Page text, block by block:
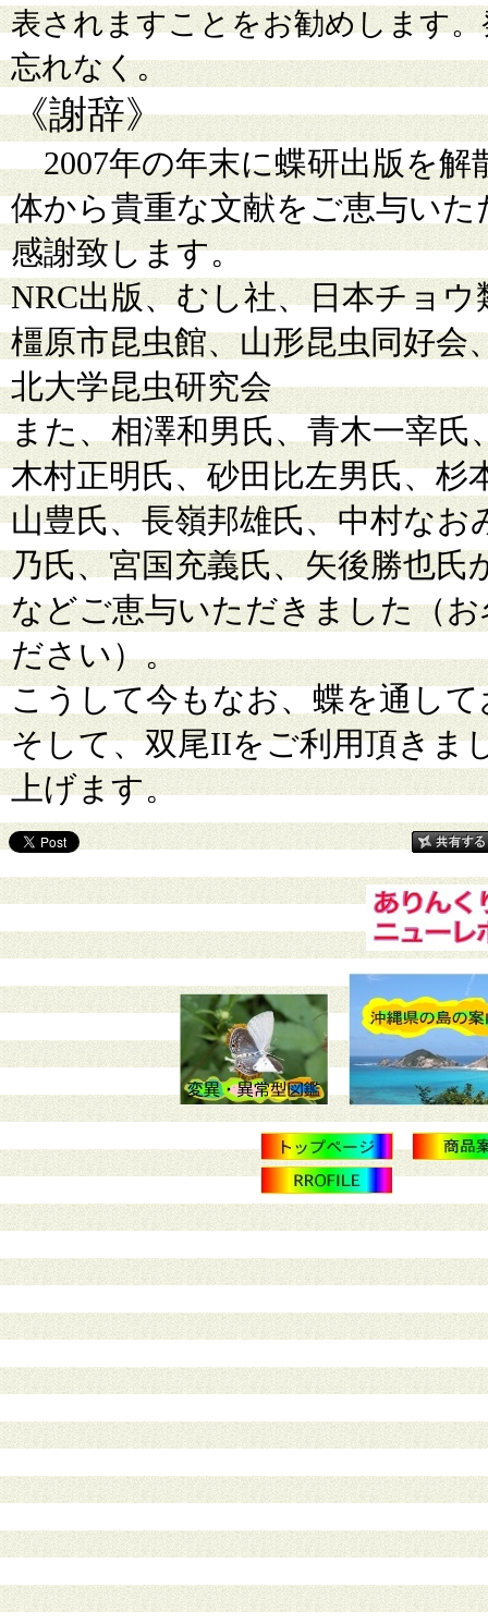
表されますことをお勧めします
忘れなく。
《謝辞》
2007年の年末に蝶研出版を解
体から貴重な文献をご恵与い
感謝致します。
NRC出版、むし社、日本チョ
橿原市昆虫館、山形昆虫同好会
北大学昆虫研究会
また、相澤和男氏、青木一宰氏
木村正明氏、砂田比左男氏、杉
山豊氏、長嶺邦雄氏、中村なお
乃氏、宮国充義氏、矢後勝也
などご恵与いただきました（
ださい）。
こうして今もなお、蝶を通し
そして、双尾IIをご利用頂きま
上げます。